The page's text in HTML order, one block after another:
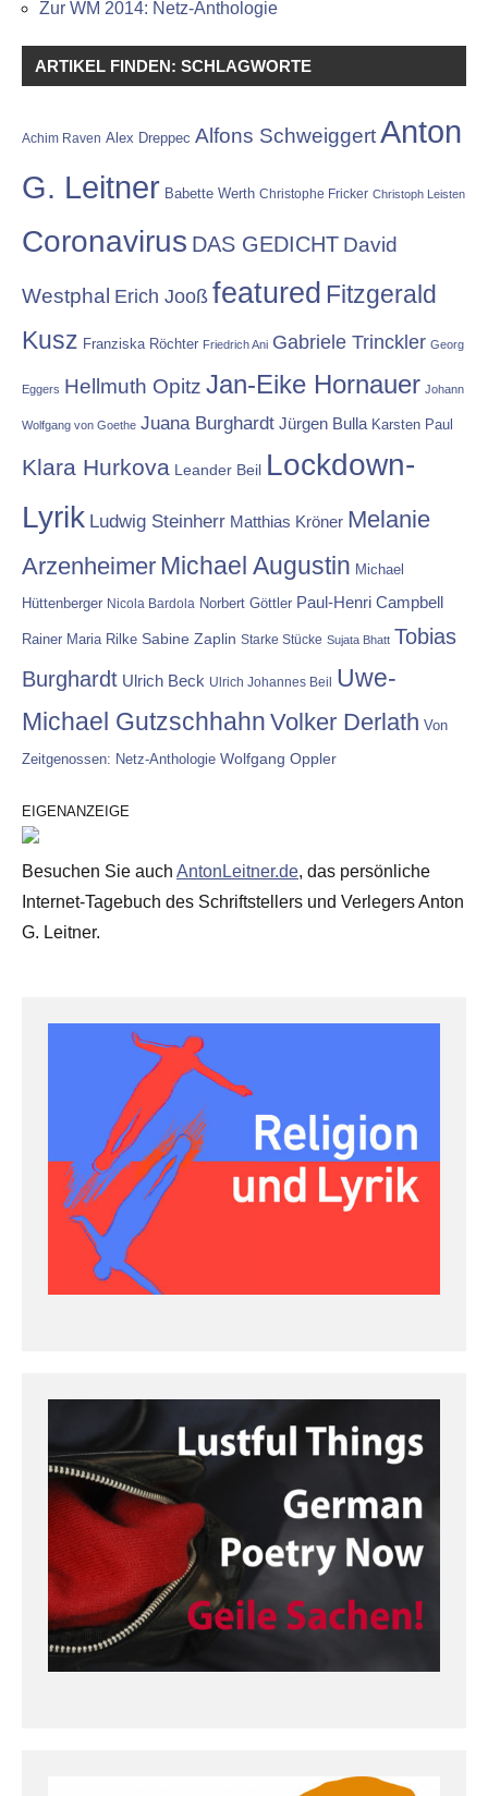
Zur WM 2014: Netz-Anthologie
ARTIKEL FINDEN: SCHLAGWORTE
Achim Raven Alex Dreppec Alfons SchweiggertAnton
G. Leitner Babette Werth Christophe Fricker Christoph Leisten
Coronavirus DAS GEDICHT David
Westphal Erich Jooß featured Fitzgerald
Kusz Franziska Röchter Friedrich Ani Gabriele Trinckler Georg
Eggers Hellmuth Opitz Jan-Eike Hornauer Johann
Wolfgang von Goethe Juana Burghardt Jürgen Bulla Karsten Paul
Klara Hurkova Leander Beil Lockdown-
Lyrik Ludwig Steinherr Matthias Kröner Melanie
Arzenheimer Michael Augustin Michael
Hüttenberger Nicola Bardola Norbert Göttler Paul-Henri Campbell
Rainer Maria Rilke Sabine Zaplin Starke Stücke Sujata Bhatt Tobias
Burghardt Ulrich Beck Ulrich Johannes Beil Uwe-
Michael Gutzschhahn Volker Derlath Von
Zeitgenossen: Netz-Anthologie Wolfgang Oppler
EIGENANZEIGE
Besuchen Sie auch AntonLeitner.de, das persönliche
Internet-Tagebuch des Schriftstellers und Verlegers Anton
G. Leitner.